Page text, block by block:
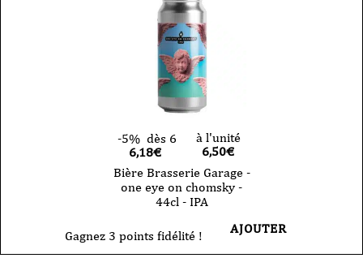
-5% dès 6
6,18€
à l'unité
6,50€
Bière Brasserie Garage -
one eye on chomsky -
44cl - IPA
Gagnez 3 points fidélité ! AJOUTER